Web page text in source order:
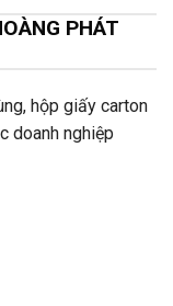
PHÁT
hộp giấy carton
doanh nghiệp